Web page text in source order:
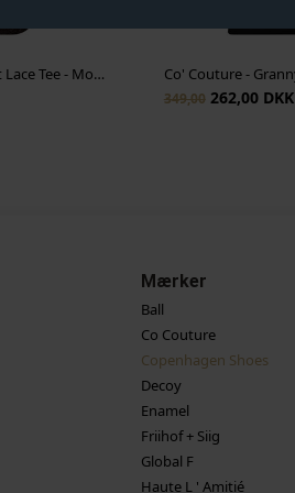
Haute L' Amitié - Court Lace Tee - Mocca
349,00262,00 DKK
Mærker
Ball
Co Couture
Copenhagen Shoes
Decoy
Enamel
Friihof + Siig
Global F
Haute L ' Amitié